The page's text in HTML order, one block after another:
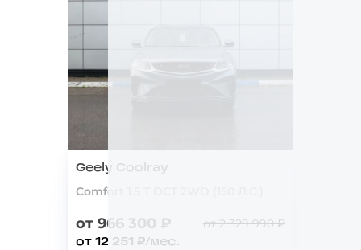
Geely Coolray
Comfort 1.5 T DCT 2WD (150 Л.С.)
от 966 300 ₽ от 2 329 990 ₽
от 12 251 ₽/мес.